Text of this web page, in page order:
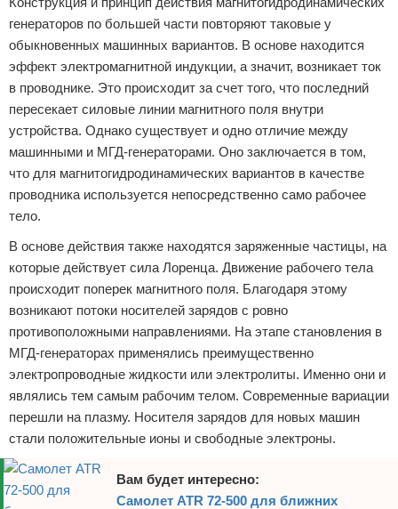
генераторов по большей части повторяют таковые у
обыкновенных машинных вариантов. В основе находится
эффект электромагнитной индукции, а значит, возникает ток
в проводнике. Это происходит за счет того, что последний
пересекает силовые линии магнитного поля внутри
устройства. Однако существует и одно отличие между
машинными и МГД-генераторами. Оно заключается в том,
что для магнитогидродинамических вариантов в качестве
проводника используется непосредственно само рабочее
тело.
В основе действия также находятся заряженные частицы, на
которые действует сила Лоренца. Движение рабочего тела
происходит поперек магнитного поля. Благодаря этому
возникают потоки носителей зарядов с ровно
противоположными направлениями. На этапе становления в
МГД-генераторах применялись преимущественно
электропроводные жидкости или электролиты. Именно они и
являлись тем самым рабочим телом. Современные вариации
перешли на плазму. Носителя зарядов для новых машин
стали положительные ионы и свободные электроны.
Вам будет интересно:
Самолет ATR 72-500 для ближних